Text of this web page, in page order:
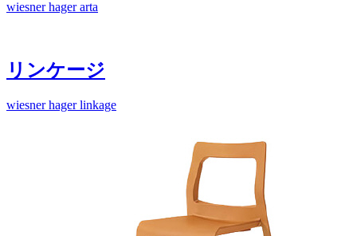
wiesner hager arta
リンケージ
wiesner hager linkage